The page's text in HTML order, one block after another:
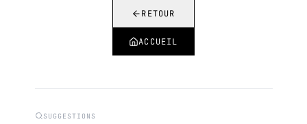
RETOUR
ACCUEIL
SUGGESTIONS